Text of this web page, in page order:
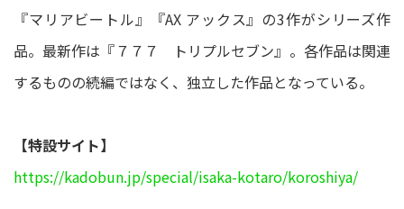
『マリアビートル』『AX アックス』の3作がシリーズ作
品。最新作は『７７７ トリプルセブン』。各作品は関連
するものの続編ではなく、独立した作品となっている。
【特設サイト】
https://kadobun.jp/special/isaka-kotaro/koroshiya/